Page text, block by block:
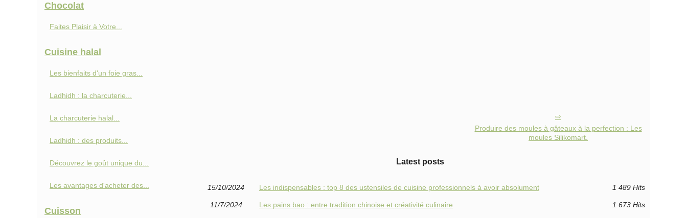
Produire des moules à gâteaux à la perfection : Les
moules Silikomart.
Latest posts
15/10/2024 Les indispensables : top 8 des ustensiles de cuisine professionnels à avoir absolument 1 489 Hits
11/7/2024 Les pains bao : entre tradition chinoise et créativité culinaire 1 673 Hits
Chocolat
Faites Plaisir à Votre...
Cuisine halal
Les bienfaits d'un foie gras...
Ladhidh : la charcuterie...
La charcuterie halal...
Ladhidh : des produits...
Découvrez le goût unique du...
Les avantages d'acheter des...
Cuisson